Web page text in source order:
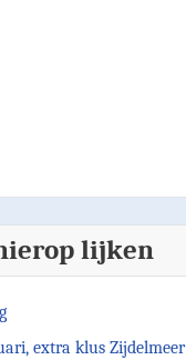
lijken
extra klus Zijdelmeer